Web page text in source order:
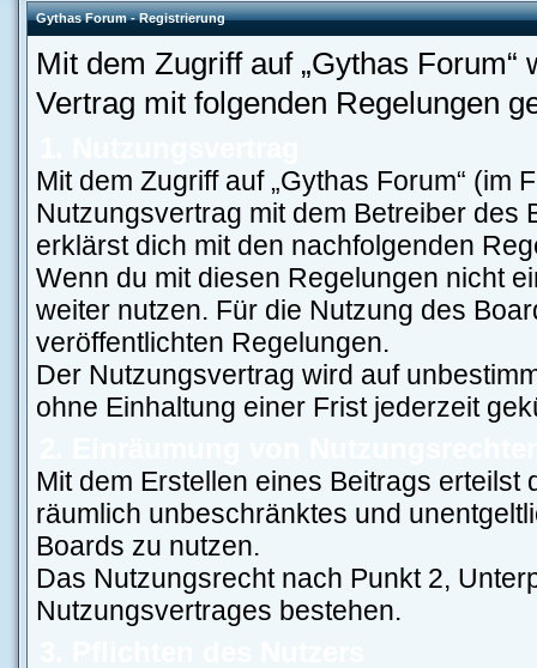
Gythas Forum - Registrierung
Mit dem Zugriff auf „Gythas
Vertrag mit folgenden Regelungen
Mit dem Zugriff auf „Gythas Forum“ (im
Nutzungsvertrag mit dem Betreiber des
erklärst dich mit den nachfolgenden
Wenn du mit diesen Regelungen nicht
weiter nutzen. Für die Nutzung des
veröffentlichten Regelungen.
Der Nutzungsvertrag wird auf
ohne Einhaltung einer Frist jederzeit
Mit dem Erstellen eines Beitrags
räumlich unbeschränktes und
Boards zu nutzen.
Das Nutzungsrecht nach Punkt 2,
Nutzungsvertrages bestehen.